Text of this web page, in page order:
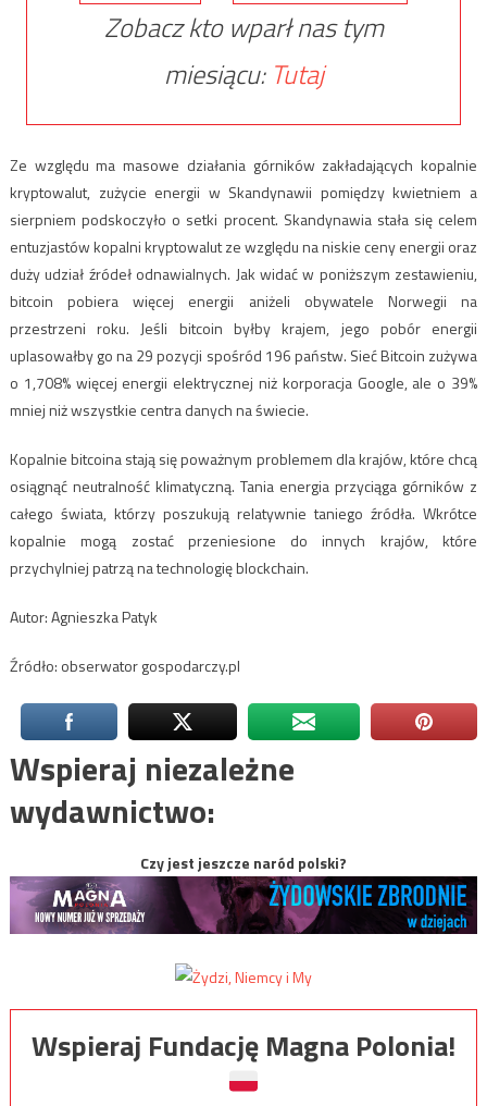
Zobacz kto wparł nas tym
miesiącu: Tutaj
Ze względu ma masowe działania górników zakładających kopalnie
kryptowalut, zużycie energii w Skandynawii pomiędzy kwietniem a
sierpniem podskoczyło o setki procent. Skandynawia stała się celem
entuzjastów kopalni kryptowalut ze względu na niskie ceny energii oraz
duży udział źródeł odnawialnych. Jak widać w poniższym zestawieniu,
bitcoin pobiera więcej energii aniżeli obywatele Norwegii na
przestrzeni roku. Jeśli bitcoin byłby krajem, jego pobór energii
uplasowałby go na 29 pozycji spośród 196 państw. Sieć Bitcoin zużywa
o 1,708% więcej energii elektrycznej niż korporacja Google, ale o 39%
mniej niż wszystkie centra danych na świecie.
Kopalnie bitcoina stają się poważnym problemem dla krajów, które chcą
osiągnąć neutralność klimatyczną. Tania energia przyciąga górników z
całego świata, którzy poszukują relatywnie taniego źródła. Wkrótce
kopalnie mogą zostać przeniesione do innych krajów, które
przychylniej patrzą na technologię blockchain.
Autor: Agnieszka Patyk
Źródło: obserwator gospodarczy.pl
Wspieraj niezależne
wydawnictwo:
Czy jest jeszcze naród polski?
Wspieraj Fundację Magna Polonia!